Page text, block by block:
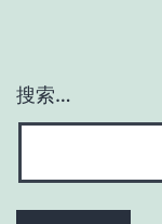
搜索…